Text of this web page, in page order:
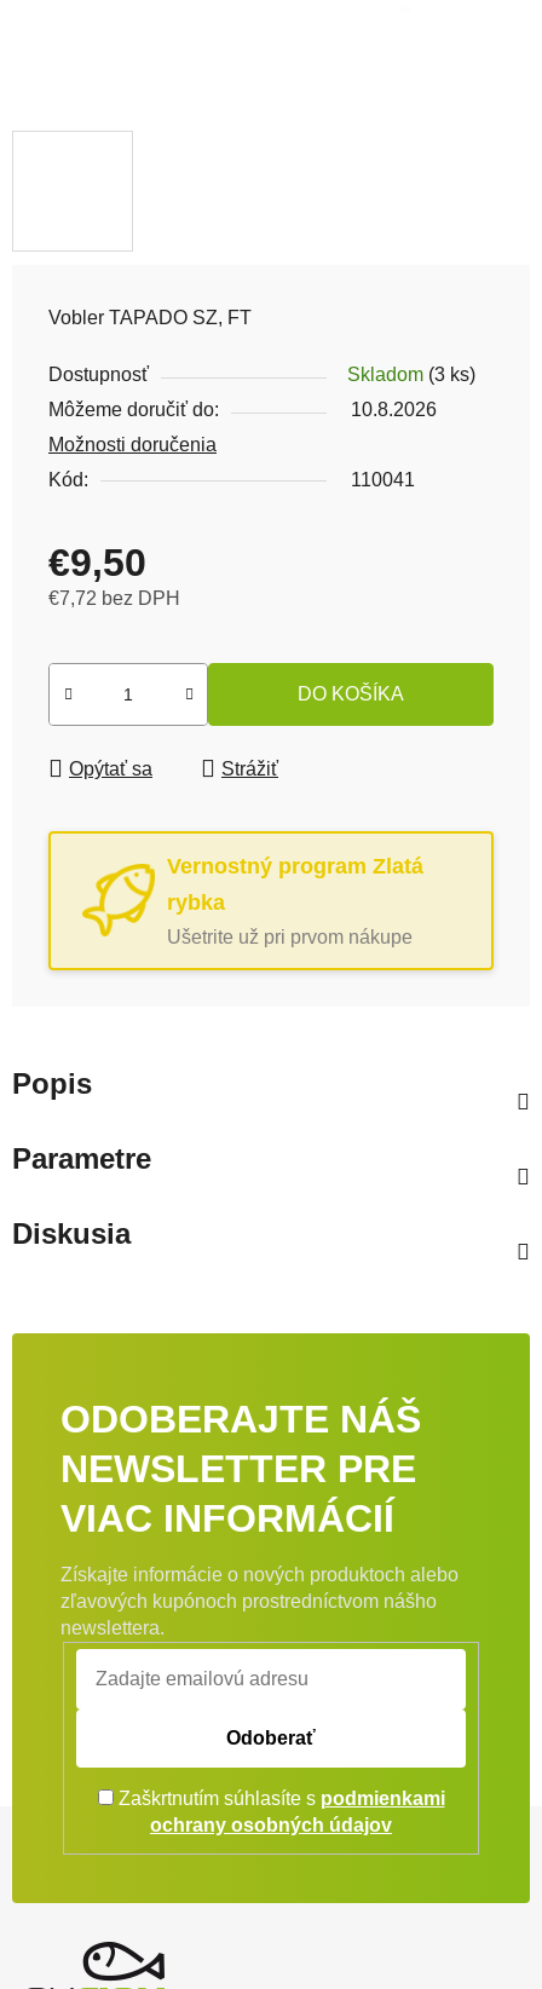
Vobler TAPADO SZ, FT
Dostupnosť Skladom (3 ks)
Môžeme doručiť do:
10.8.2026
Možnosti doručenia
Kód:
110041
€9,50
€7,72 bez DPH
DO KOŠÍKA
Opýtať sa Strážiť
Vernostný program Zlatá
rybka
Ušetrite už pri prvom nákupe
Popis
Parametre
Diskusia
ODOBERAJTE NÁŠ
NEWSLETTER PRE
VIAC INFORMÁCIÍ
Získajte informácie o nových produktoch alebo
zľavových kupónoch prostredníctvom nášho
newslettera.
Odoberať
Zaškrtnutím súhlasíte s podmienkami
ochrany osobných údajov